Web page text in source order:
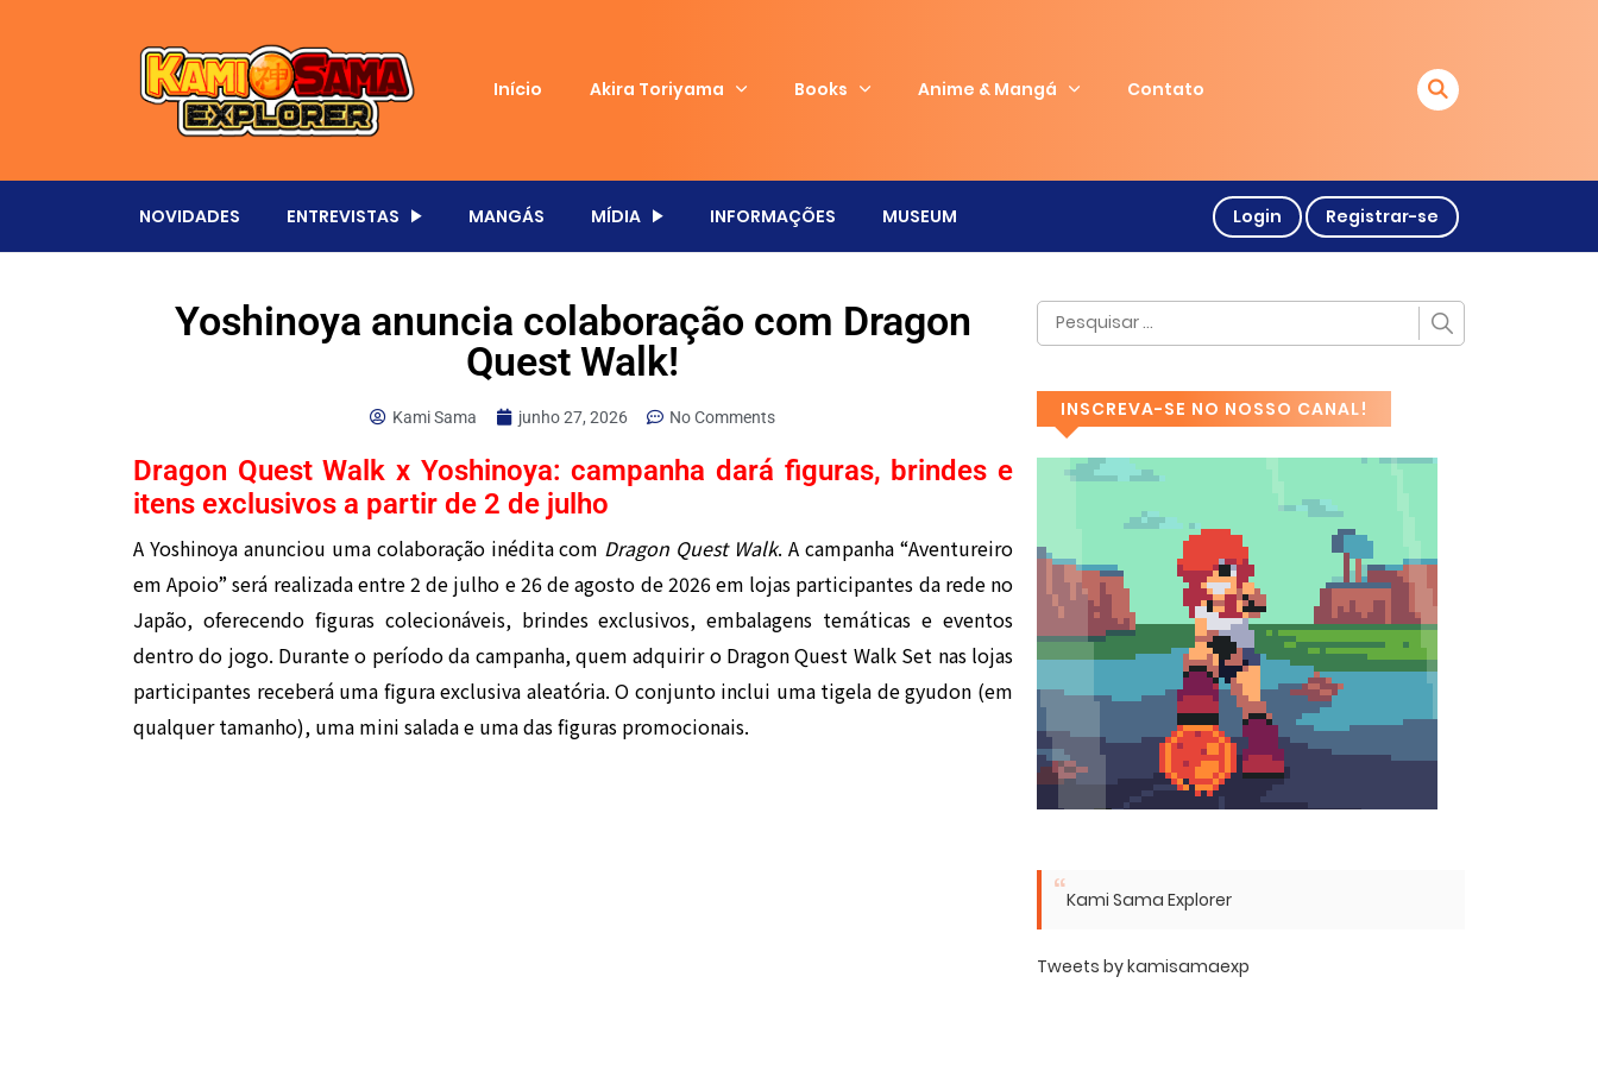
Início Akira Toriyama Books Anime & Mangá Contato
NOVIDADES ENTREVISTAS MANGÁS MÍDIA INFORMAÇÕES MUSEUM Login Registrar-se
Yoshinoya anuncia colaboração com Dragon
Quest Walk!
Kami Sama junho 27, 2026 No Comments
Dragon Quest Walk x Yoshinoya: campanha dará figuras, brindes e
itens exclusivos a partir de 2 de julho
A Yoshinoya anunciou uma colaboração inédita com Dragon Quest Walk. A campanha “Aventureiro
em Apoio” será realizada entre 2 de julho e 26 de agosto de 2026 em lojas participantes da rede no
Japão, oferecendo figuras colecionáveis, brindes exclusivos, embalagens temáticas e eventos
dentro do jogo. Durante o período da campanha, quem adquirir o Dragon Quest Walk Set nas lojas
participantes receberá uma figura exclusiva aleatória. O conjunto inclui uma tigela de gyudon (em
qualquer tamanho), uma mini salada e uma das figuras promocionais.
INSCREVA-SE NO NOSSO CANAL!
Kami Sama Explorer
Tweets by kamisamaexp